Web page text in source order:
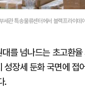
세관 특송물류센터에서 블랙프라이
를 넘나드는 초고환
성장세 둔화 국면에
.